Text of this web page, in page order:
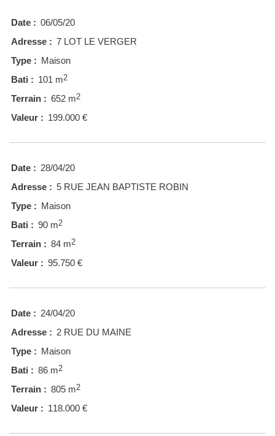
Date : 06/05/20
Adresse : 7 LOT LE VERGER
Type : Maison
Bati : 101 m2
Terrain : 652 m2
Valeur : 199.000 €
Date : 28/04/20
Adresse : 5 RUE JEAN BAPTISTE ROBIN
Type : Maison
Bati : 90 m2
Terrain : 84 m2
Valeur : 95.750 €
Date : 24/04/20
Adresse : 2 RUE DU MAINE
Type : Maison
Bati : 86 m2
Terrain : 805 m2
Valeur : 118.000 €